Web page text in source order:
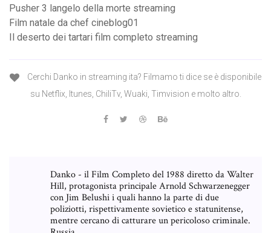
Pusher 3 langelo della morte streaming
Film natale da chef cineblog01
Il deserto dei tartari film completo streaming
Cerchi Danko in streaming ita? Filmamo ti dice se è disponibile
su Netflix, Itunes, ChiliTv, Wuaki, Timvision e molto altro.
Danko - il Film Completo del 1988 diretto da Walter
Hill, protagonista principale Arnold Schwarzenegger
con Jim Belushi i quali hanno la parte di due
poliziotti, rispettivamente sovietico e statunitense,
mentre cercano di catturare un pericoloso criminale.